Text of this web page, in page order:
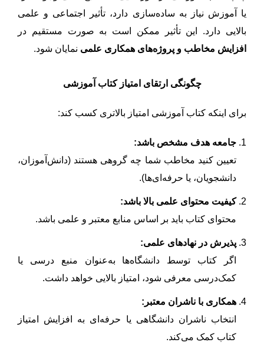
یا آموزش نیاز به ساده‌سازی دارد، تأثیر اجتماعی و علمی
بالایی دارد. این تأثیر ممکن است به صورت مستقیم در
افزایش مخاطب و پروژه‌های همکاری علمی نمایان شود.
چگونگی ارتقای امتیاز کتاب آموزشی
برای اینکه کتاب آموزشی امتیاز بالاتری کسب کند:
جامعه هدف مشخص باشد:
تعیین کنید مخاطب شما چه گروهی هستند (دانش‌آموزان،
دانشجویان، یا حرفه‌ای‌ها).
کیفیت محتوای علمی بالا باشد:
محتوای کتاب باید بر اساس منابع معتبر و علمی باشد.
پذیرش در نهادهای علمی:
اگر کتاب توسط دانشگاه‌ها به‌عنوان منبع درسی یا
کمک‌درسی معرفی شود، امتیاز بالایی خواهد داشت.
همکاری با ناشران معتبر:
انتخاب ناشران دانشگاهی یا حرفه‌ای به افزایش امتیاز
کتاب کمک می‌کند.